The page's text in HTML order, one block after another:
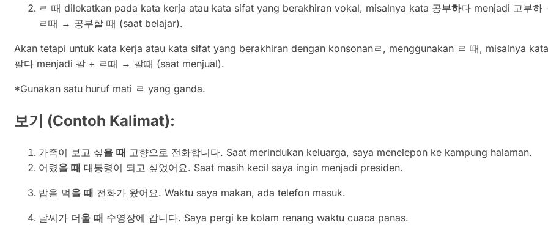
ㄹ 때 dilekatkan pada kata kerja atau kata sifat yang berakhiran vokal, misalnya kata 공부하다 menjadi 고부하
ㄹ때 → 공부할 때 (saat belajar).
Akan tetapi untuk kata kerja atau kata sifat yang berakhiran dengan konsonanㄹ, menggunakan ㄹ 때, misalnya kata
팔다 menjadi 팔 + ㄹ때 → 팔때 (saat menjual).
*Gunakan satu huruf mati ㄹ yang ganda.
보기 (Contoh Kalimat):
가족이 보고 싶을 때 고향으로 전화합니다. Saat merindukan keluarga, saya menelepon ke kampung halaman.
어렸을 때 대통령이 되고 싶었어요. Saat masih kecil saya ingin menjadi presiden.
밥을 먹을 때 전화가 왔어요. Waktu saya makan, ada telefon masuk.
날씨가 더울 때 수영장에 갑니다. Saya pergi ke kolam renang waktu cuaca panas.